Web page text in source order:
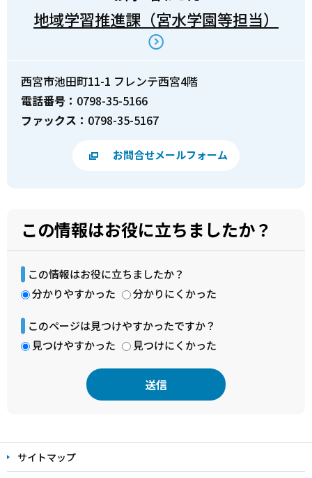
地域学習推進課（宮水学園等担当）
西宮市池田町11-1 フレンテ西宮4階
電話番号： 0798-35-5166
ファックス： 0798-35-5167
お問合せメールフォーム
この情報はお役に立ちましたか？
この情報はお役に立ちましたか？
分かりやすかった
分かりにくかった
このページは見つけやすかったですか？
見つけやすかった
見つけにくかった
文
こ サイトマップ